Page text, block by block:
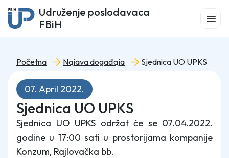
Udruženje poslodavaca
FBiH
Početna Najava događaja Sjednica UO UPKS
07. April 2022.
Sjednica UO UPKS
Sjednica UO UPKS održat će se 07.04.2022.
godine u 17:00 sati u prostorijama kompanije
Konzum, Rajlovačka bb.